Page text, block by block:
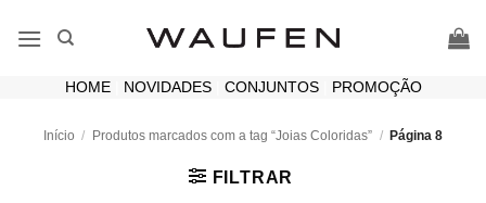
HOME| NOVIDADES| CONJUNTOS| PROMOÇÃO
Início / Produtos marcados com a tag “Joias Coloridas” / Página 8
FILTRAR